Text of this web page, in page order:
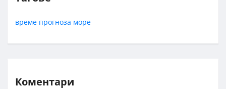
време прогноза море
Коментари